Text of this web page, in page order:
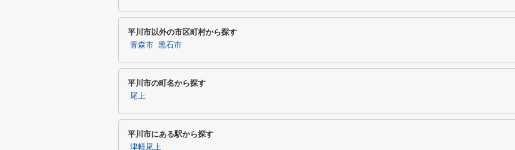
平川市以外の市区町村から探す
青森市 黒石市
平川市の町名から探す
尾上
平川市にある駅から探す
津軽尾上